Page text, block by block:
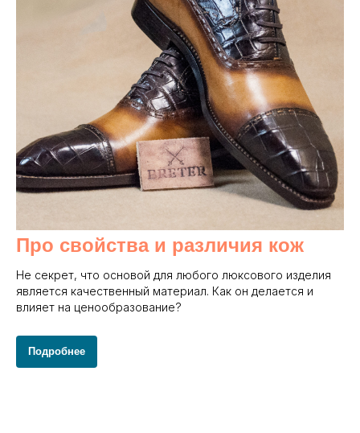
Про свойства и различия кож
Не секрет, что основой для любого люксового изделия
является качественный материал. Как он делается и
влияет на ценообразование?
Подробнее